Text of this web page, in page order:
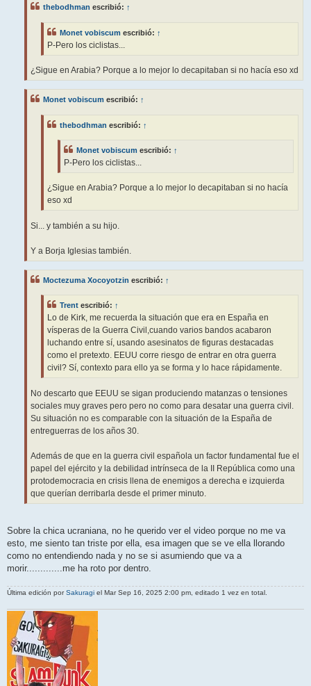
thebodhman escribió: ↑
Monet vobiscum escribió: ↑
P-Pero los ciclistas...
¿Sigue en Arabia? Porque a lo mejor lo decapitaban si no hacía eso xd
Monet vobiscum escribió: ↑
thebodhman escribió: ↑
Monet vobiscum escribió: ↑
P-Pero los ciclistas...
¿Sigue en Arabia? Porque a lo mejor lo decapitaban si no hacía
eso xd
Si... y también a su hijo.
Y a Borja Iglesias también.
Moctezuma Xocoyotzin escribió: ↑
Trent escribió: ↑
Lo de Kirk, me recuerda la situación que era en España en
vísperas de la Guerra Civil,cuando varios bandos acabaron
luchando entre sí, usando asesinatos de figuras destacadas
como el pretexto. EEUU corre riesgo de entrar en otra guerra
civil? Sí, contexto para ello ya se forma y lo hace rápidamente.
No descarto que EEUU se sigan produciendo matanzas o tensiones
sociales muy graves pero pero no como para desatar una guerra civil.
Su situación no es comparable con la situación de la España de
entreguerras de los años 30.
Además de que en la guerra civil española un factor fundamental fue el
papel del ejército y la debilidad intrínseca de la II República como una
protodemocracia en crisis llena de enemigos a derecha e izquierda
que querían derribarla desde el primer minuto.
Sobre la chica ucraniana, no he querido ver el video porque no me va
esto, me siento tan triste por ella, esa imagen que se ve ella llorando
como no entendiendo nada y no se si asumiendo que va a
morir.............me ha roto por dentro.
Última edición porSakuragi el Mar Sep 16, 2025 2:00 pm, editado 1 vez en total.